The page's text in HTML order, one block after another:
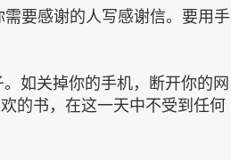
要感谢的人写感谢信。要用手
如关掉你的手机，断开你的网
的书，在这一天中不受到任何